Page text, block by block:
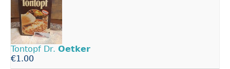
Tontopf Dr. Oetker
€1.00